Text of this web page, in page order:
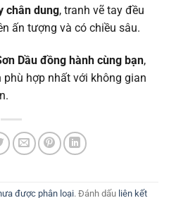
chân dung, tranh vẽ tay đều
ấn tượng và có chiều sâu.
Dầu đồng hành cùng bạn,
hợp nhất với không gian
được phân loại. Đánh dấu liên kết